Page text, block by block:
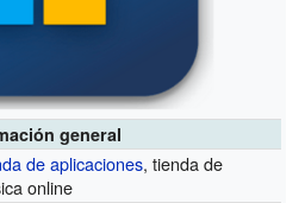
general
de aplicaciones, tienda de
online